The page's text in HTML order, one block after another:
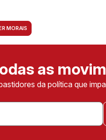
MORAIS
as
da política que